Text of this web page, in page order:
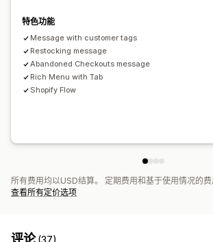
特色功能
Message with customer tags
Restocking message
Abandoned Checkouts message
Rich Menu with Tab
Shopify Flow
所有费用均以USD结算。 定期费用和基于使用情况的费
查看所有定价选项